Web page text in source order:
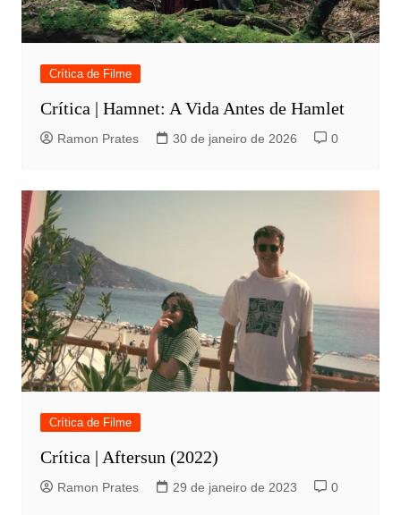
Crítica de Filme
Crítica | Hamnet: A Vida Antes de Hamlet
Ramon Prates 30 de janeiro de 2026 0
Crítica de Filme
Crítica | Aftersun (2022)
Ramon Prates 29 de janeiro de 2023 0